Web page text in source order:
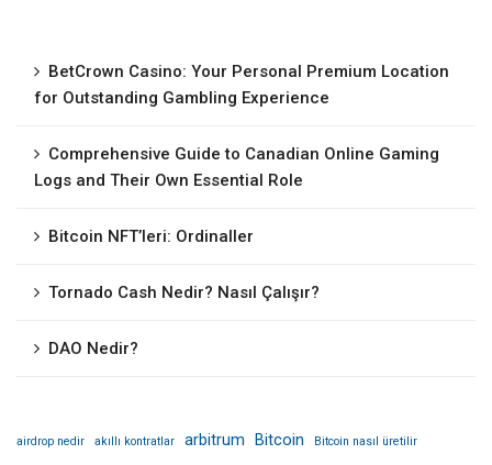
BetCrown Casino: Your Personal Premium Location
for Outstanding Gambling Experience
Comprehensive Guide to Canadian Online Gaming
Logs and Their Own Essential Role
Bitcoin NFT’leri: Ordinaller
Tornado Cash Nedir? Nasıl Çalışır?
DAO Nedir?
airdrop nedir akıllı kontratlar arbitrum Bitcoin Bitcoin nasıl üretilir